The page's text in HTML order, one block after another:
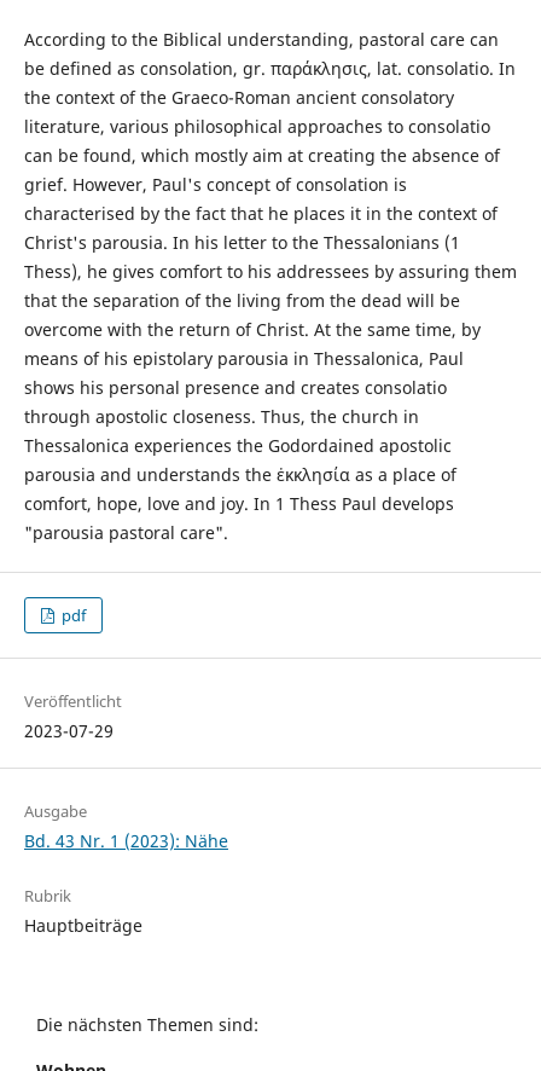
According to the Biblical understanding, pastoral care can
be defined as consolation, gr. παράκλησις, lat. consolatio. In
the context of the Graeco-Roman ancient consolatory
literature, various philosophical approaches to consolatio
can be found, which mostly aim at creating the absence of
grief. However, Paul's concept of consolation is
characterised by the fact that he places it in the context of
Christ's parousia. In his letter to the Thessalonians (1
Thess), he gives comfort to his addressees by assuring them
that the separation of the living from the dead will be
overcome with the return of Christ. At the same time, by
means of his epistolary parousia in Thessalonica, Paul
shows his personal presence and creates consolatio
through apostolic closeness. Thus, the church in
Thessalonica experiences the Godordained apostolic
parousia and understands the ἐκκλησία as a place of
comfort, hope, love and joy. In 1 Thess Paul develops
"parousia pastoral care".
pdf
Veröffentlicht
2023-07-29
Ausgabe
Bd. 43 Nr. 1 (2023): Nähe
Rubrik
Hauptbeiträge
Die nächsten Themen sind: